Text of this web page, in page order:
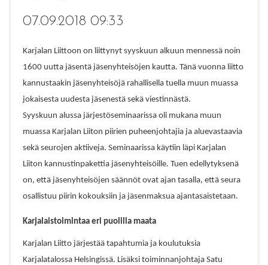
07.09.2018 09:33
Karjalan Liittoon on liittynyt syyskuun alkuun mennessä noin
1600 uutta jäsentä jäsenyhteisöjen kautta. Tänä vuonna liitto
kannustaakin jäsenyhteisöjä rahallisella tuella muun muassa
jokaisesta uudesta jäsenestä sekä viestinnästä.
Syyskuun alussa järjestöseminaarissa oli mukana muun
muassa Karjalan Liiton piirien puheenjohtajia ja aluevastaavia
sekä seurojen aktiiveja. Seminaarissa käytiin läpi Karjalan
Liiton kannustinpakettia jäsenyhteisöille. Tuen edellytyksenä
on, että jäsenyhteisöjen säännöt ovat ajan tasalla, että seura
osallistuu piirin kokouksiin ja jäsenmaksua ajantasaistetaan.
Karjalaistoimintaa eri puolilla maata
Karjalan Liitto järjestää tapahtumia ja koulutuksia
Karjalatalossa Helsingissä. Lisäksi toiminnanjohtaja Satu